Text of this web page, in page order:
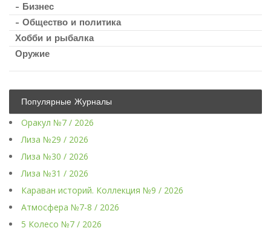
- Бизнес
- Общество и политика
Хобби и рыбалка
Оружие
Популярные Журналы
Оракул №7 / 2026
Лиза №29 / 2026
Лиза №30 / 2026
Лиза №31 / 2026
Караван историй. Коллекция №9 / 2026
Атмосфера №7-8 / 2026
5 Колесо №7 / 2026